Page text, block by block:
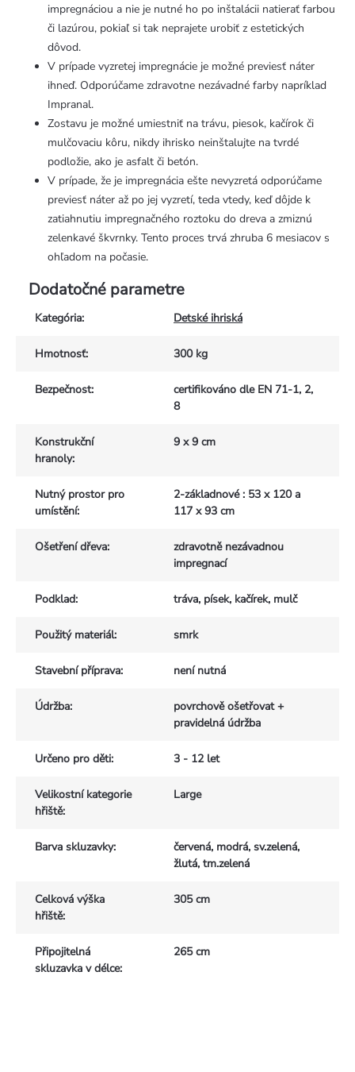
impregnáciou a nie je nutné ho po inštalácii natierať farbou
či lazúrou, pokiaľ si tak neprajete urobiť z estetických
dôvod.
V prípade vyzretej impregnácie je možné previesť náter
ihneď. Odporúčame zdravotne nezávadné farby napríklad
Impranal.
Zostavu je možné umiestniť na trávu, piesok, kačírok či
mulčovaciu kôru, nikdy ihrisko neinštalujte na tvrdé
podložie, ako je asfalt či betón.
V prípade, že je impregnácia ešte nevyzretá odporúčame
previesť náter až po jej vyzretí, teda vtedy, keď dôjde k
zatiahnutiu impregnačného roztoku do dreva a zmiznú
zelenkavé škvrnky. Tento proces trvá zhruba 6 mesiacov s
ohľadom na počasie.
Dodatočné parametre
Kategória: Detské ihriská
Hmotnosť: 300 kg
Bezpečnost:
certifikováno dle EN 71-1, 2,
8
Konstrukční
hranoly:
9 x 9 cm
Nutný prostor pro
umístění:
2-základnové : 53 x 120 a
117 x 93 cm
Ošetření dřeva:
zdravotně nezávadnou
impregnací
Podklad: tráva, písek, kačírek, mulč
Použitý materiál: smrk
Stavební příprava: není nutná
Údržba:
povrchově ošetřovat +
pravidelná údržba
Určeno pro děti: 3 - 12 let
Velikostní kategorie
hřiště:
Large
Barva skluzavky:
červená, modrá, sv.zelená,
žlutá, tm.zelená
Celková výška
hřiště:
305 cm
Připojitelná
skluzavka v délce:
265 cm